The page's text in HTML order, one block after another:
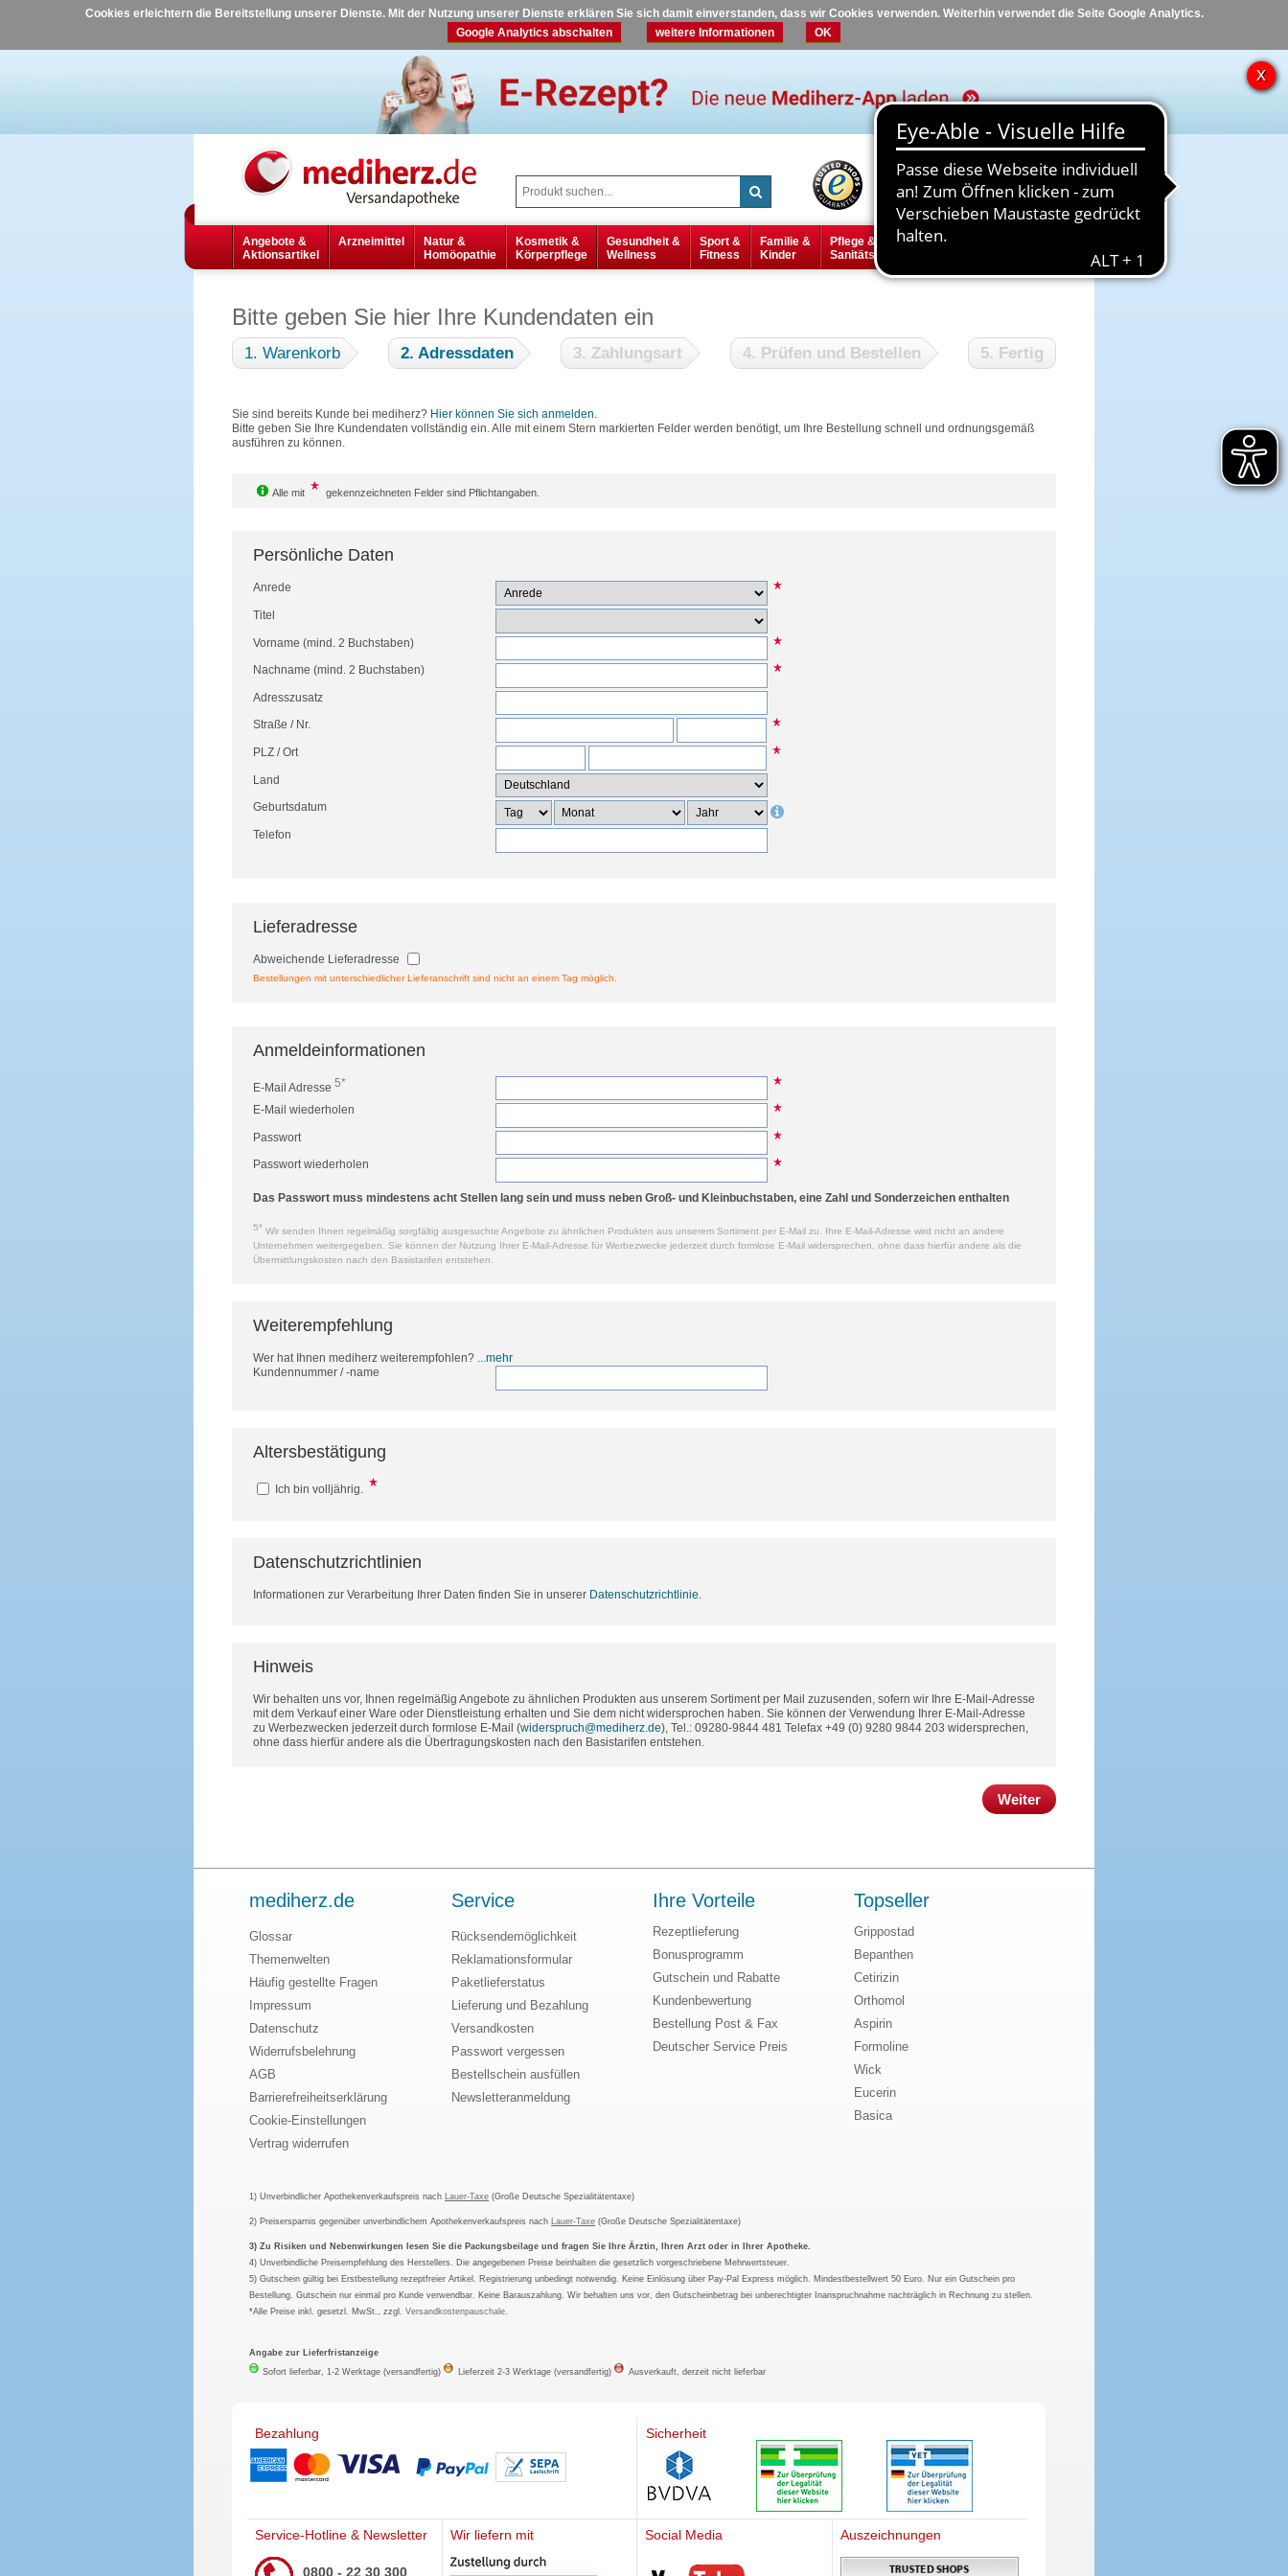
Cookies erleichtern die Bereitstellung unserer Dienste. Mit der Nutzung unserer Dienste erklären Sie sich damit einverstanden, dass wir Cookies verwenden. Weiterhin verwendet die Seite Google Analytics.
Google Analytics abschalten
weitere Informationen OK
Hilfe Kontakt
Angebote &
Aktionsartikel
Arzneimittel
Natur &
Homöopathie
Kosmetik &
Körperpflege
Gesundheit &
Wellness
Sport &
Fitness
Familie &
Kinder
Pflege &
Sanitätsbedarf
Diabetes
Bitte geben Sie hier Ihre Kundendaten ein
1. Warenkorb 2. Adressdaten 3. Zahlungsart 4. Prüfen und Bestellen 5. Fertig
Sie sind bereits Kunde bei mediherz? Hier können Sie sich anmelden.
Bitte geben Sie Ihre Kundendaten vollständig ein. Alle mit einem Stern markierten Felder werden benötigt, um Ihre Bestellung schnell und ordnungsgemäß
ausführen zu können.
Alle mit gekennzeichneten Felder sind Pflichtangaben.
Persönliche Daten
Anrede
Titel
Vorname (mind. 2 Buchstaben)
Nachname (mind. 2 Buchstaben)
Adresszusatz
Straße / Nr.
PLZ/Ort
Land
Geburtsdatum
Telefon
Lieferadresse
Abweichende Lieferadresse
Bestellungen mit unterschiedlicher Lieferanschrift sind nicht an einem Tag möglich.
Anmeldeinformationen
E-Mail Adresse 5*
E-Mail wiederholen
Passwort
Passwort wiederholen
Das Passwort muss mindestens acht Stellen lang sein und muss neben Groß- und Kleinbuchstaben, eine Zahl und Sonderzeichen enthalten
5* Wir senden Ihnen regelmäßig sorgfältig ausgesuchte Angebote zu ähnlichen Produkten aus unserem Sortiment per E-Mail zu. Ihre E-Mail-Adresse wird nicht an andere
Unternehmen weitergegeben. Sie können der Nutzung Ihrer E-Mail-Adresse für Werbezwecke jederzeit durch formlose E-Mail widersprechen, ohne dass hierfür andere als die
Übermittlungskosten nach den Basistarifen entstehen.
Weiterempfehlung
Wer hat Ihnen mediherz weiterempfohlen? ...mehr
Kundennummer / -name
Altersbestätigung
Ich bin volljährig.
Datenschutzrichtlinien
Informationen zur Verarbeitung Ihrer Daten finden Sie in unserer Datenschutzrichtlinie
Hinweis
Wir behalten uns vor, Ihnen regelmäßig Angebote zu ähnlichen Produkten aus unserem Sortiment per Mail zuzusenden, sofern wir Ihre E-Mail-Adresse
mit dem Verkauf einer Ware oder Dienstleistung erhalten und Sie dem nicht widersprochen haben. Sie können der Verwendung Ihrer E-Mail-Adresse
zu Werbezwecken jederzeit durch formlose E-Mail (widerspruch@mediherz.de), Tel.: 09280-9844 481 Telefax +49 (0) 9280 9844 203 widersprechen,
ohne dass hierfür andere als die Übertragungskosten nach den Basistarifen entstehen.
Weiter
mediherz.de
Glossar
Themenwelten
Häufig gestellte Fragen
Impressum
Datenschutz
Widerrufsbelehrung
AGB
Barrierefreiheitserklärung
Cookie-Einstellungen
Vertrag widerrufen
Service
Rücksendemöglichkeit
Reklamationsformular
Paketlieferstatus
Lieferung und Bezahlung
Versandkosten
Passwort vergessen
Bestellschein ausfüllen
Newsletteranmeldung
Ihre Vorteile
Rezeptlieferung
Bonusprogramm
Gutschein und Rabatte
Kundenbewertung
Bestellung Post & Fax
Deutscher Service Preis
Topseller
Grippostad
Bepanthen
Cetirizin
Orthomol
Aspirin
Formoline
Wick
Eucerin
Basica
1) Unverbindlicher Apothekenverkaufspreis nach Lauer-Taxe (Große Deutsche Spezialitätentaxe)
2) Preisersparnis gegenüber unverbindlichem Apothekenverkaufspreis nach Lauer-Taxe (Große Deutsche Spezialitätentaxe)
3) Zu Risiken und Nebenwirkungen lesen Sie die Packungsbeilage und fragen Sie Ihre Ärztin, Ihren Arzt oder in Ihrer Apotheke.
4) Unverbindliche Preisempfehlung des Herstellers. Die angegebenen Preise beinhalten die gesetzlich vorgeschriebene Mehrwertsteuer.
5) Gutschein gültig bei Erstbestellung rezeptfreier Artikel. Registrierung unbedingt notwendig. Keine Einlösung über Pay-Pal Express möglich. Mindestbestellwert 50 Euro. Nur ein Gutschein pro
Bestellung. Gutschein nur einmal pro Kunde verwendbar. Keine Barauszahlung. Wir behalten uns vor, den Gutscheinbetrag bei unberechtigter Inanspruchnahme nachträglich in Rechnung zu stellen.
*Alle Preise inkl. gesetzl. MwSt., zzgl.Versandkostenpauschale
Angabe zur Lieferfristanzeige
Sofort lieferbar, 1-2 Werktage (versandfertig)
Lieferzeit 2-3 Werktage (versandfertig) Ausverkauft, derzeit nicht lieferbar
Bezahlung Sicherheit
Service-Hotline & Newsletter
0800 - 22 30 300
Wir liefern mit Social Media
Mediherz
Auszeichnungen